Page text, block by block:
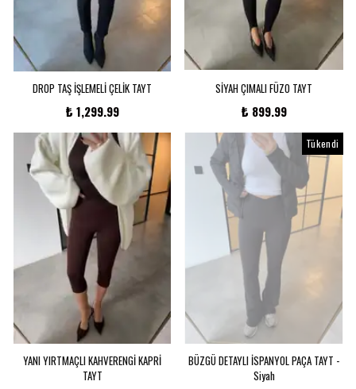
DROP TAŞ İŞLEMELİ ÇELİK TAYT
₺ 1,299.99
SİYAH ÇIMALI FÜZO TAYT
₺ 899.99
YANI YIRTMAÇLI KAHVERENGİ KAPRİ
TAYT
Tükendi
BÜZGÜ DETAYLI İSPANYOL PAÇA TAYT -
Siyah